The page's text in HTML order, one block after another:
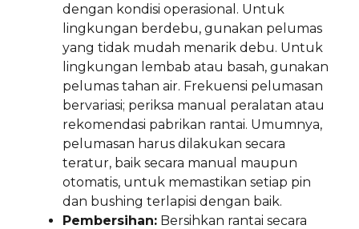
dengan kondisi operasional. Untuk
lingkungan berdebu, gunakan pelumas
yang tidak mudah menarik debu. Untuk
lingkungan lembab atau basah, gunakan
pelumas tahan air. Frekuensi pelumasan
bervariasi; periksa manual peralatan atau
rekomendasi pabrikan rantai. Umumnya,
pelumasan harus dilakukan secara
teratur, baik secara manual maupun
otomatis, untuk memastikan setiap pin
dan bushing terlapisi dengan baik.
Pembersihan: Bersihkan rantai secara